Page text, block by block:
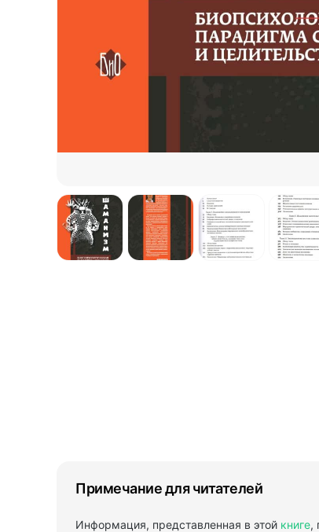
Примечание для читателей
Информация, представленная в этой книге,